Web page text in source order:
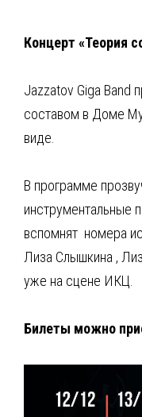
Концерт «Теория
Jazzatov Giga Band
составом в Доме
виде.
В программе
инструментальные
вспомнят номера
Лиза Слышкина ,
уже на сцене ИКЦ.
Билеты можно